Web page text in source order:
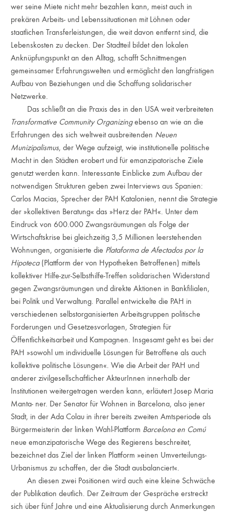
wer seine Miete nicht mehr bezahlen kann, meist auch in
prekären Arbeits- und Lebenssituationen mit Löhnen oder
staatlichen Transferleistungen, die weit davon entfernt sind, die
Lebenskosten zu decken. Der Stadtteil bildet den lokalen
Anknüpfungspunkt an den Alltag, schafft Schnittmengen
gemeinsamer Erfahrungswelten und ermöglicht den langfristigen
Aufbau von Beziehungen und die Schaffung solidarischer
Netzwerke.
Das schließt an die Praxis des in den USA weit verbreiteten
Transformative Community Organizingebenso an wie an die
Erfahrungen des sich weltweit ausbreitenden Neuen
Munizipalismus, der Wege aufzeigt, wie institutionelle politische
Macht in den Städten erobert und für emanzipatorische Ziele
genutzt werden kann. Interessante Einblicke zum Aufbau der
notwendigen Strukturen geben zwei Interviews aus Spanien:
Carlos Macias, Sprecher der PAH Katalonien, nennt die Strategie
der »kollektiven Beratung« das »Herz der PAH«. Unter dem
Eindruck von 600.000 Zwangsräumungen als Folge der
Wirtschaftskrise bei gleichzeitig 3,5 Millionen leerstehenden
Wohnungen, organisierte die Plataforma de Afectados por la
Hipoteca(Plattform der von Hypotheken Betroffenen) mittels
kollektiver Hilfe-zur-Selbsthilfe-Treffen solidarischen Widerstand
gegen Zwangsräumungen und direkte Aktionen in Bankfilialen,
bei Politik und Verwaltung. Parallel entwickelte die PAH in
verschiedenen selbstorganisierten Arbeitsgruppen politische
Forderungen und Gesetzesvorlagen, Strategien für
Öffentlichkeitsarbeit und Kampagnen. Insgesamt geht es bei der
PAH »sowohl um individuelle Lösungen für Betroffene als auch
kollektive politische Lösungen«. Wie die Arbeit der PAH und
anderer zivilgesellschaftlicher AkteurInnen innerhalb der
Institutionen weitergetragen werden kann, erläutert Josep Maria
Manta- ner. Der Senator für Wohnen in Barcelona, also jener
Stadt, in der Ada Colau in ihrer bereits zweiten Amtsperiode als
Bürgermeisterin der linken Wahl-Plattform Barcelona en Comú
neue emanzipatorische Wege des Regierens beschreitet,
bezeichnet das Ziel der linken Plattform »einen Umverteilungs-
Urbanismus zu schaffen, der die Stadt ausbalanciert«.
An diesen zwei Positionen wird auch eine kleine Schwäche
der Publikation deutlich. Der Zeitraum der Gespräche erstreckt
sich über fünf Jahre und eine Aktualisierung durch Anmerkungen